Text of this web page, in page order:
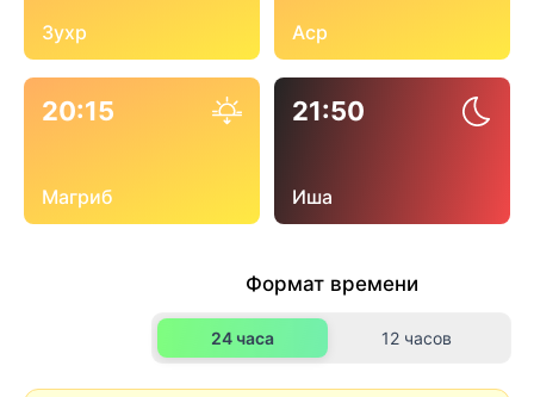
Зухр Аср
20:15
Магриб
21:50
Иша
Формат времени
24 часа 12 часов